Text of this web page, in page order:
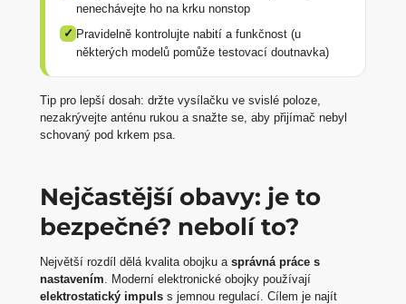
nenechávejte ho na krku nonstop
✓ Pravidelně kontrolujte nabití a funkčnost (u
některých modelů pomůže testovací doutnavka)
Tip pro lepší dosah: držte vysílačku ve svislé poloze,
nezakrývejte anténu rukou a snažte se, aby přijímač nebyl
schovaný pod krkem psa.
Nejčastější obavy: je to
bezpečné? nebolí to?
Největší rozdíl dělá kvalita obojku a správná práce s
nastavením . Moderní elektronické obojky používají
elektrostatický impuls s jemnou regulací. Cílem je najít